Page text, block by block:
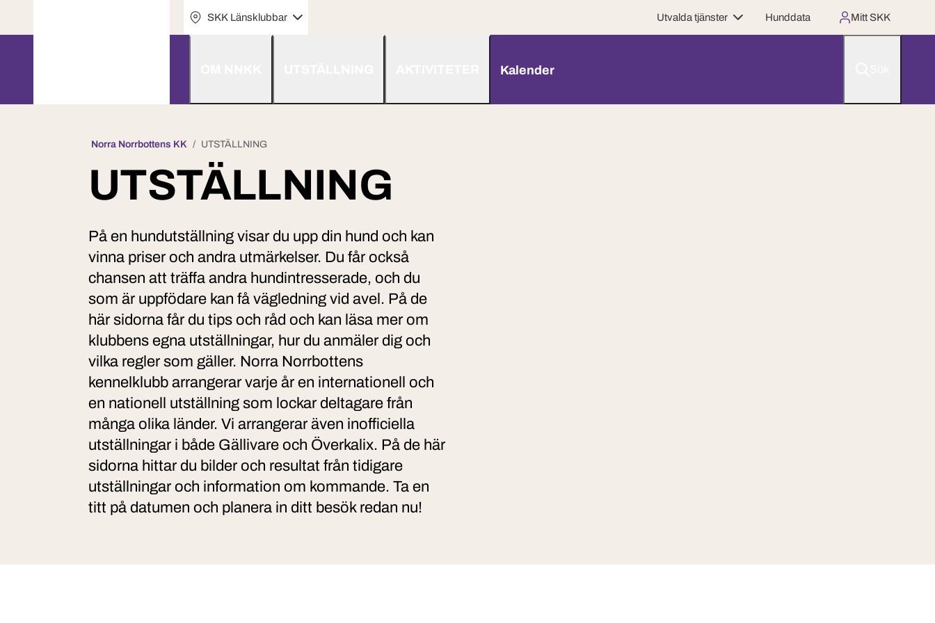
SKK Länsklubbar Utvalda tjänster Hunddata Mitt SKK
Kalender
Norra Norrbottens KK UTSTÄLLNING
UTSTÄLLNING
På en hundutställning visar du upp din hund och kan
vinna priser och andra utmärkelser. Du får också
chansen att träffa andra hundintresserade, och du
som är uppfödare kan få vägledning vid avel. På de
här sidorna får du tips och råd och kan läsa mer om
klubbens egna utställningar, hur du anmäler dig och
vilka regler som gäller. Norra Norrbottens
kennelklubb arrangerar varje år en internationell och
en nationell utställning som lockar deltagare från
många olika länder. Vi arrangerar även inofficiella
utställningar i både Gällivare och Överkalix. På de här
sidorna hittar du bilder och resultat från tidigare
utställningar och information om kommande. Ta en
titt på datumen och planera in ditt besök redan nu!